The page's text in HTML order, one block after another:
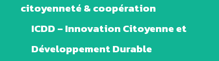
citoyenneté & coopération
ICDD – Innovation Citoyenne et
Développement Durable